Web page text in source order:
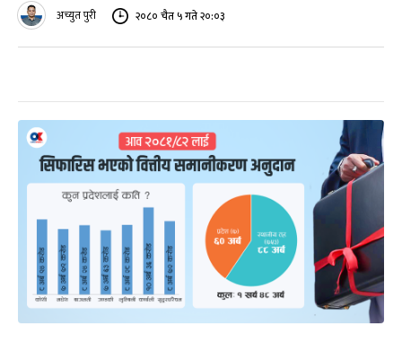
अच्युत पुरी २०८० चैत ५ गते २०:०३